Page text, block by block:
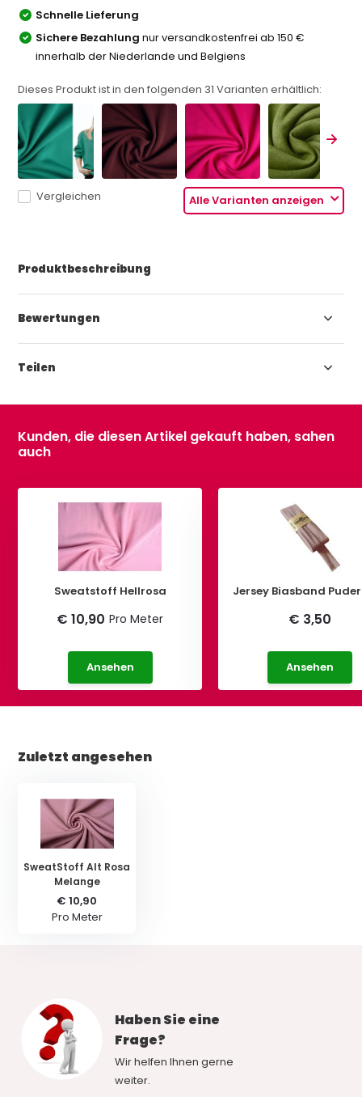
Schnelle Lieferung
Sichere Bezahlung nur versandkostenfrei ab 150 €
innerhalb der Niederlande und Belgiens
Dieses Produkt ist in den folgenden 31 Varianten erhältlich:
Alle Varianten anzeigen
Vergleichen
Produktbeschreibung
Bewertungen
Teilen
Kunden, die diesen Artikel gekauft haben, sahen
auch
Sweatstoff Hellrosa
€ 10,90 Pro Meter
Ansehen
Jersey Biasband
€ 3,50
Ansehen
Zuletzt angesehen
SweatStoff Alt Rosa
Melange
€ 10,90
Pro Meter
Haben Sie eine
Frage?
Wir helfen Ihnen gerne
weiter.